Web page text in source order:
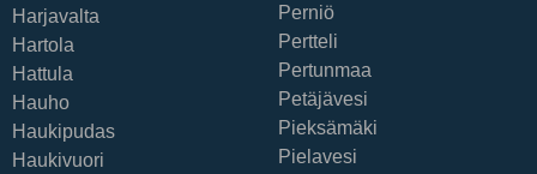
Harjavalta
Hartola
Hattula
Hauho
Haukipudas
Haukivuori
Perniö
Pertteli
Pertunmaa
Petäjävesi
Pieksämäki
Pielavesi